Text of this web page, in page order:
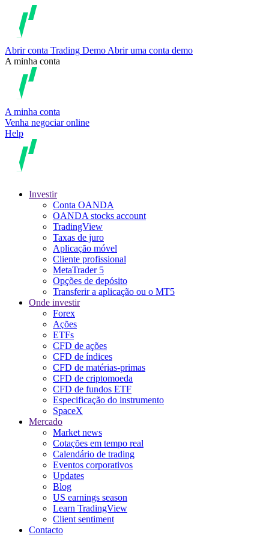
Abrir conta Trading Demo Abrir uma conta demo
A minha conta
A minha conta
Venha negociar online
Help
Investir
Conta OANDA
OANDA stocks account
TradingView
Taxas de juro
Aplicação móvel
Cliente profissional
MetaTrader 5
Opções de depósito
Transferir a aplicação ou o MT5
Onde investir
Forex
Ações
ETFs
CFD de ações
CFD de índices
CFD de matérias-primas
CFD de criptomoeda
CFD de fundos ETF
Especificação do instrumento
SpaceX
Mercado
Market news
Cotações em tempo real
Calendário de trading
Eventos corporativos
Updates
Blog
US earnings season
Learn TradingView
Client sentiment
Contacto